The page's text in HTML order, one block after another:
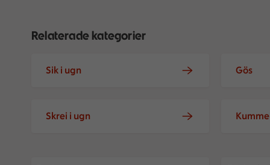
Relaterade kategorier
Sik i ugn Gös
Skrei i ugn